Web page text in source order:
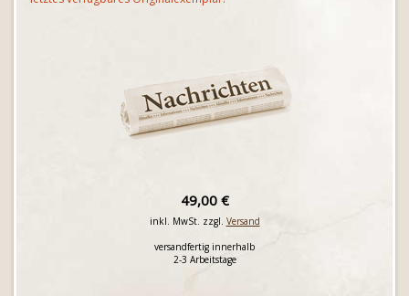
49,00 €
inkl. MwSt. zzgl. Versand
versandfertig innerhalb
2-3 Arbeitstage